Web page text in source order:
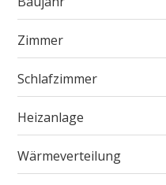
Zimmer
Schlafzimmer
Heizanlage
Wärmeverteilung